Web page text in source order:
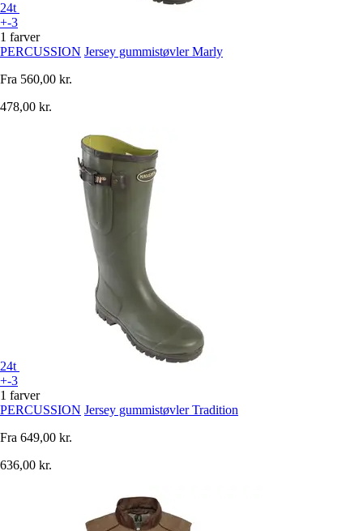
24t
+-3
1 farver
PERCUSSION Jersey gummistøvler Marly
Fra 560,00 kr.
478,00 kr.
24t
+-3
1 farver
PERCUSSION Jersey gummistøvler Tradition
Fra 649,00 kr.
636,00 kr.